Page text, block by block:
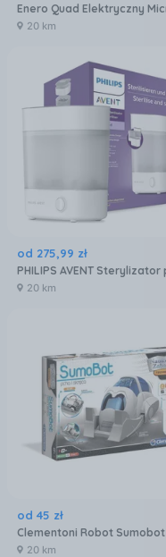
20 km
od 275,99 zł
20 km
od 45 zł
Clementoni Robot Sumobot
20 km